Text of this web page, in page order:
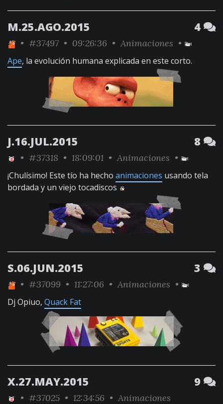
M.25.AGO.2015 4
• #37497 • 09:26:36 • Animaciones •
Ape, la evolución humana explicada en este corto.
J.16.JUL.2015 8
• #37318 • 18:09:01 • Animaciones •
¡Chulísimo! Este tío ha hecho animaciones usando tela
bordada y un viejo tocadiscos
S.06.JUN.2015 3
• #37099 • 11:27:06 • Animaciones •
Dj Opiuo, Quack Fat
X.27.MAY.2015 9
• #37025 • 12:34:56 • Animaciones